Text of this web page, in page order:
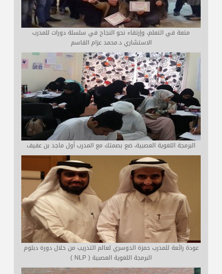
متعة في التعلم، وإرتقاء نحو النجاح في سلسلة دورات للمدرب
الاستشاري د.محمد عزام القاسم
البرمجة اللغوية العصبية، ضع بصمتك مع المدرب أول ماجد بن عفيف
عودة رائعة للمدرب حمزة الدوسري لعالم التدريب من خلال دورة دبلوم
البرمجة اللغوية العصبية ( NLP )